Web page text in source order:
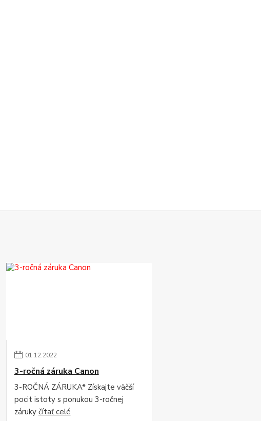
01.12.2022
3-ročná záruka Canon
3-ROČNÁ ZÁRUKA* Získajte väčší
pocit istoty s ponukou 3-ročnej
záruky čítať celé